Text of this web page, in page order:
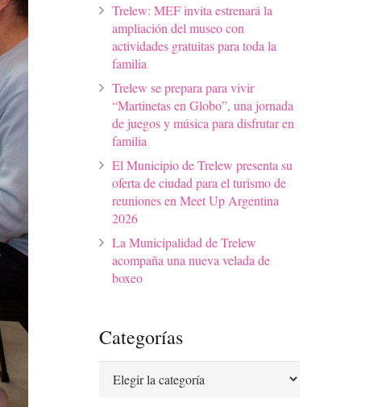
Trelew: MEF invita estrenará la
ampliación del museo con
actividades gratuitas para toda la
familia
Trelew se prepara para vivir
“Martinetas en Globo”, una jornada
de juegos y música para disfrutar en
familia
El Municipio de Trelew presenta su
oferta de ciudad para el turismo de
reuniones en Meet Up Argentina
2026
La Municipalidad de Trelew
acompaña una nueva velada de
boxeo
Categorías